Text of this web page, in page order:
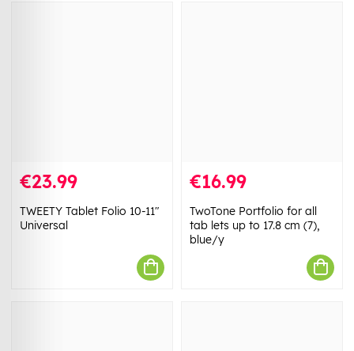
€23.99
TWEETY Tablet Folio 10-11"
Universal
€16.99
TwoTone Portfolio for all
tab lets up to 17.8 cm (7),
blue/y